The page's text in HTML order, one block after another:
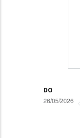
DO
26/05/2026